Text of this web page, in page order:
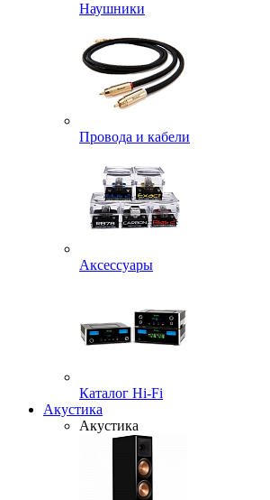
Наушники
Провода и кабели
Аксессуары
Каталог Hi-Fi
Акустика
Акустика